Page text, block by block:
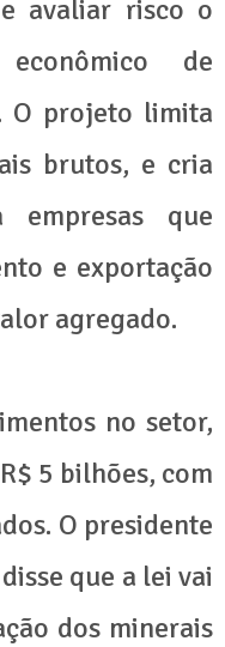
avaliar risco o
de
O projeto limita
brutos, e cria
empresas que
e exportação
agregado.
no setor,
5 bilhões, com
O presidente
que a lei vai
dos minerais